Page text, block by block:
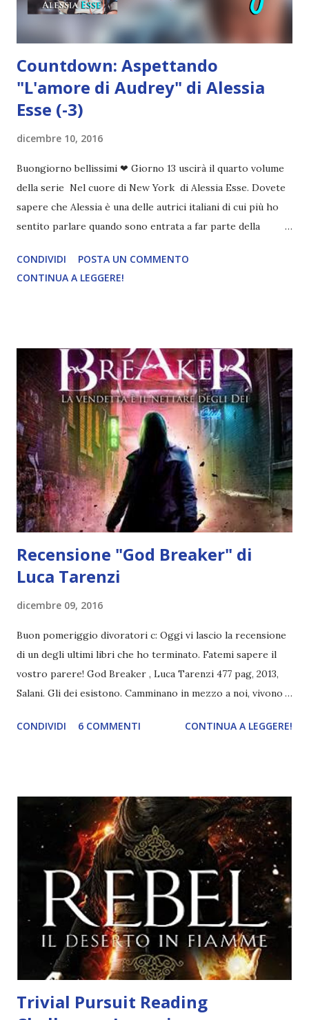
sua relazione, e sembra riuscirci, almeno fino...
Countdown: Aspettando
"L'amore di Audrey" di Alessia
Esse (-3)
dicembre 10, 2016
Buongiorno bellissimi ❤ Giorno 13 uscirà il quarto volume
della serie Nel cuore di New York di Alessia Esse. Dovete
sapere che Alessia è una delle autrici italiani di cui più ho
sentito parlare quando sono entrata a far parte della
un suo libro l'estate scorsa ( Le notti di Seth ), sono felice
di partecipare a questo countdown che ho organizzato
ha concesso stuzzichino la vostra curiosità! L'amore di
Audrey di Alessia Esse Nel cuore di New York #4 13
dicembre 2016 Lei finge di essere innamorata. Lui detesta
l’amore. Il loro incontro cambierà la vita di entrambi. Ma
nessuno dei due lo sa. A trentatré anni, Audrey Brenner ha
un lavoro soddisfacente e remunerativo, un folto gruppo di
amici, e un uomo perfetto al suo fianco. Audrey...
CONDIVIDI
POSTA UN COMMENTO
CONTINUA A LEGGERE!
Recensione "God Breaker" di
Luca Tarenzi
dicembre 09, 2016
Buon pomeriggio divoratori c: Oggi vi lascio la recensione
di un degli ultimi libri che ho terminato. Fatemi sapere il
vostro parere! God Breaker , Luca Tarenzi 477 pag, 2013,
Salani. Gli dei esistono. Camminano in mezzo a noi, vivono
uffici, soldi… Ma non tutti. Alcuni stanno morendo, travolti
agire in incognito. Ma un giorno uno di loro, Liathàn, si
ritrova coinvolto in una sfida: un ragazzo, giovane e
apparentemente potentissimo, è sulle sue tracce, e non si
fermerà finché non sarà riuscito ad annientarlo. Chi è
questo giovane? Edwin – questo è il nome del ragazzo –
mostrerà di essere un nemico estremamente pericoloso, in
cerca di una vendetta i cui motivi Liàthan ignora del tutto.
Un anno esatto durerà la sfida, e se al termine Liàthan non
sarà ri...
CONDIVIDI 6 COMMENTI CONTINUA A LEGGERE!
Trivial Pursuit Reading